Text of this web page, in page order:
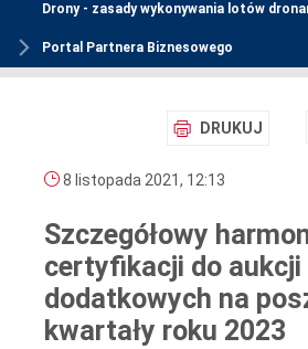
Drony - zasady wykonywania lotów
Portal Partnera Biznesowego
DRUKUJ
8 listopada 2021, 12:13
Szczegółowy
certyfikacji do aukcji
dodatkowych na
kwartały roku 2023